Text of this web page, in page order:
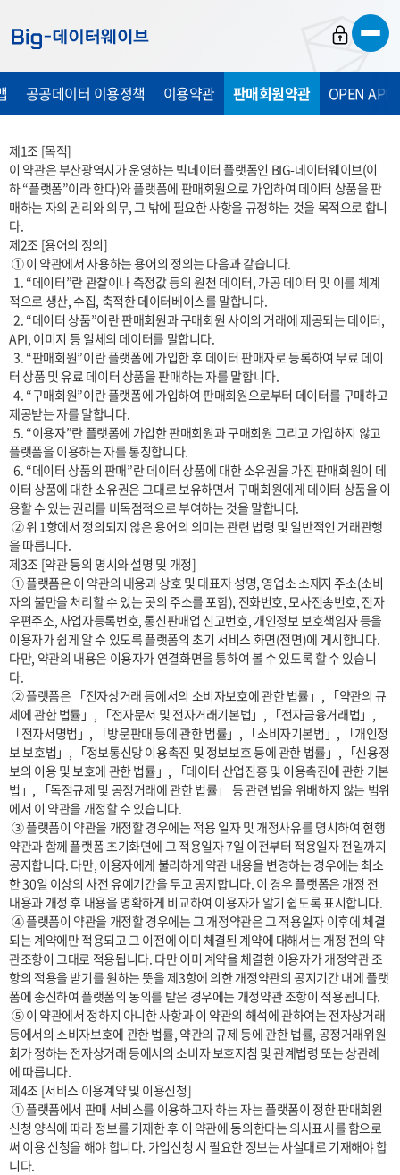
가
기
가
기
가
기
공공데이터 이용정책 이용약관 판매회원약관 OPEN API
제1조 [목적]
이 약관은 부산광역시가 운영하는 빅데이터 플랫폼인 BIG-데이터웨이브(이
하 “플랫폼”이라 한다)와 플랫폼에 판매회원으로 가입하여 데이터 상품을 판
매하는 자의 권리와 의무, 그 밖에 필요한 사항을 규정하는 것을 목적으로 합니
다.
제2조 [용어의 정의]
적으로 생산, 수집, 축적한 데이터베이스를 말합니다.
  2. “데이터 상품”이란 판매회원과 구매회원 사이의 거래에 제공되는 데이터,
API, 이미지 등 일체의 데이터를 말합니다.
  3. “판매회원”이란 플랫폼에 가입한 후 데이터 판매자로 등록하여 무료 데이
터 상품 및 유료 데이터 상품을 판매하는 자를 말합니다.
  4. “구매회원”이란 플랫폼에 가입하여 판매회원으로부터 데이터를 구매하고
제공받는 자를 말합니다.
  5. “이용자”란 플랫폼에 가입한 판매회원과 구매회원 그리고 가입하지 않고
플랫폼을 이용하는 자를 통칭합니다.
  6. “데이터 상품의 판매”란 데이터 상품에 대한 소유권을 가진 판매회원이 데
이터 상품에 대한 소유권은 그대로 보유하면서 구매회원에게 데이터 상품을 이
용할 수 있는 권리를 비독점적으로 부여하는 것을 말합니다.
을 따릅니다.
제3조 [약관 등의 명시와 설명 및 개정]
자의 불만을 처리할 수 있는 곳의 주소를 포함), 전화번호, 모사전송번호, 전자
우편주소, 사업자등록번호, 통신판매업 신고번호, 개인정보 보호책임자 등을
이용자가 쉽게 알 수 있도록 플랫폼의 초기 서비스 화면(전면)에 게시합니다.
다만, 약관의 내용은 이용자가 연결화면을 통하여 볼 수 있도록 할 수 있습니
다.
제에 관한 법률」, 「전자문서 및 전자거래기본법」, 「전자금융거래법」,
「전자서명법」, 「방문판매 등에 관한 법률」, 「소비자기본법」, 「개인정
보 보호법」, 「정보통신망 이용촉진 및 정보보호 등에 관한 법률」, 「신용정
보의 이용 및 보호에 관한 법률」, 「데이터 산업진흥 및 이용촉진에 관한 기본
법」, 「독점규제 및 공정거래에 관한 법률」 등 관련 법을 위배하지 않는 범위
에서 이 약관을 개정할 수 있습니다.
약관과 함께 플랫폼 초기화면에 그 적용일자 7일 이전부터 적용일자 전일까지
공지합니다. 다만, 이용자에게 불리하게 약관 내용을 변경하는 경우에는 최소
한 30일 이상의 사전 유예기간을 두고 공지합니다. 이 경우 플랫폼은 개정 전
내용과 개정 후 내용을 명확하게 비교하여 이용자가 알기 쉽도록 표시합니다.
되는 계약에만 적용되고 그 이전에 이미 체결된 계약에 대해서는 개정 전의 약
관조항이 그대로 적용됩니다. 다만 이미 계약을 체결한 이용자가 개정약관 조
항의 적용을 받기를 원하는 뜻을 제3항에 의한 개정약관의 공지기간 내에 플랫
폼에 송신하여 플랫폼의 동의를 받은 경우에는 개정약관 조항이 적용됩니다.
등에서의 소비자보호에 관한 법률, 약관의 규제 등에 관한 법률, 공정거래위원
회가 정하는 전자상거래 등에서의 소비자 보호지침 및 관계법령 또는 상관례
에 따릅니다.
제4조 [서비스 이용계약 및 이용신청]
신청 양식에 따라 정보를 기재한 후 이 약관에 동의한다는 의사표시를 함으로
써 이용 신청을 해야 합니다. 가입신청 시 필요한 정보는 사실대로 기재해야 합
니다.